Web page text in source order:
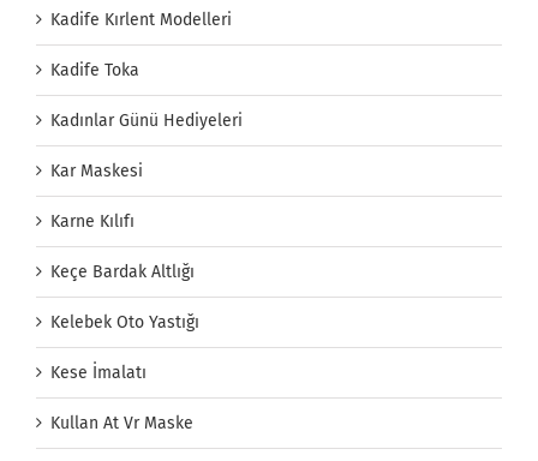
Kadife Kırlent Modelleri
Kadife Toka
Kadınlar Günü Hediyeleri
Kar Maskesi
Karne Kılıfı
Keçe Bardak Altlığı
Kelebek Oto Yastığı
Kese İmalatı
Kullan At Vr Maske